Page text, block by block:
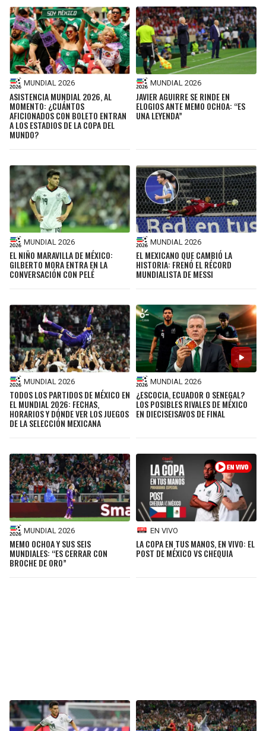
MUNDIAL 2026
ASISTENCIA MUNDIAL 2026, AL
MOMENTO: ¿CUÁNTOS
AFICIONADOS CON BOLETO ENTRAN
A LOS ESTADIOS DE LA COPA DEL
MUNDO?
MUNDIAL 2026
JAVIER AGUIRRE SE RINDE EN
ELOGIOS ANTE MEMO OCHOA: “ES
UNA LEYENDA”
MUNDIAL 2026
EL NIÑO MARAVILLA DE MÉXICO:
GILBERTO MORA ENTRA EN LA
CONVERSACIÓN CON PELÉ
MUNDIAL 2026
EL MEXICANO QUE CAMBIÓ LA
HISTORIA: FRENÓ EL RÉCORD
MUNDIALISTA DE MESSI
MUNDIAL 2026
TODOS LOS PARTIDOS DE MÉXICO EN
EL MUNDIAL 2026: FECHAS,
HORARIOS Y DÓNDE VER LOS JUEGOS
DE LA SELECCIÓN MEXICANA
MUNDIAL 2026
¿ESCOCIA, ECUADOR O SENEGAL?
LOS POSIBLES RIVALES DE MÉXICO
EN DIECISEISAVOS DE FINAL
MUNDIAL 2026
MEMO OCHOA Y SUS SEIS
MUNDIALES: “ES CERRAR CON
BROCHE DE ORO”
EN VIVO
LA COPA EN TUS MANOS, EN VIVO: EL
POST DE MÉXICO VS CHEQUIA